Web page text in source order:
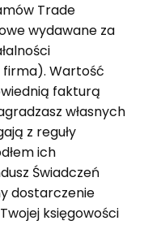
Trade
wydawane za
Wartość
fakturą
własnych
z reguły
ich
Świadczeń
dostarczenie
księgowości